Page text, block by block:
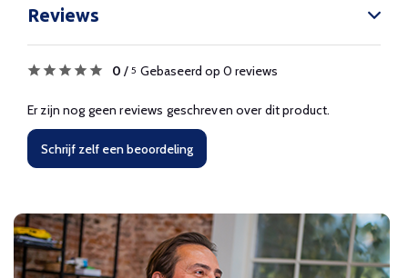
Reviews
0 / 5 Gebaseerd op 0 reviews
Er zijn nog geen reviews geschreven over dit product.
Schrijf zelf een beoordeling